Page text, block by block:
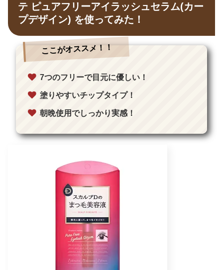
テ ピュアフリーアイラッシュセラム(カー
プデザイン) を使ってみた！
ここがオススメ！！
7つのフリーで目元に優しい！
塗りやすいチップタイプ！
朝晩使用でしっかり実感！